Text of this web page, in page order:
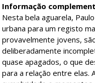
Informação
Nesta bela aguarela,
urbana para um registo
provavelmente jovens,
deliberadamente
quase apagados, o que
para a relação entre elas.